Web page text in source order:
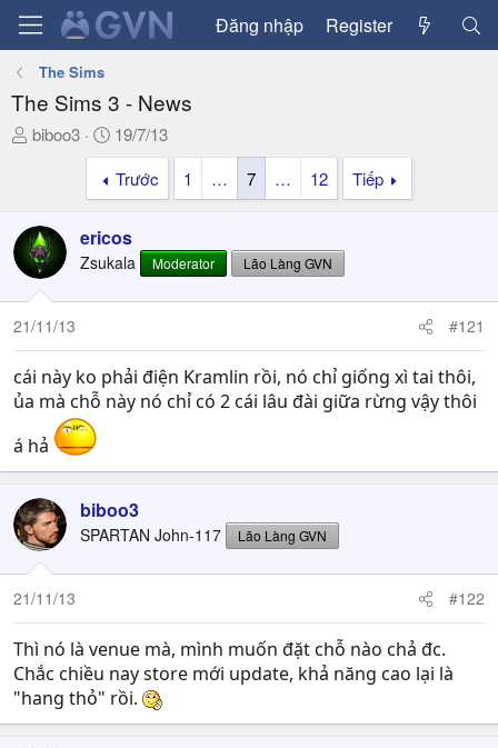
Đăng nhập Register
The Sims
The Sims 3 - News
T
a
d
s
t
a
t
e
r
biboo3
N
g
à
y
ử
i
19/7/13
Trước
1 … 7 … 12 Tiếp
ericos
Zsukala Moderator Lão Làng GVN
21/11/13 #121
cái này ko phải điện Kramlin rồi, nó chỉ giống xì tai thôi,
ủa mà chỗ này nó chỉ có 2 cái lâu đài giữa rừng vậy thôi
á hả
biboo3
SPARTAN John-117 Lão Làng GVN
21/11/13 #122
Thì nó là venue mà, mình muốn đặt chỗ nào chả đc.
Chắc chiều nay store mới update, khả năng cao lại là
"hang thỏ" rồi.